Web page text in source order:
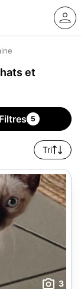
et
Filtres 5
Tri
3